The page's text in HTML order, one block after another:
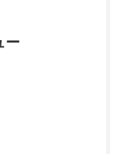
ー